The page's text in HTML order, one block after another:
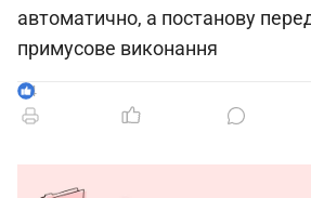
автоматично, а постанову
примусове виконання
4